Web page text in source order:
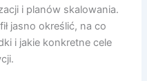
i planów skalowania.
jasno określić, na co
i jakie konkretne cele